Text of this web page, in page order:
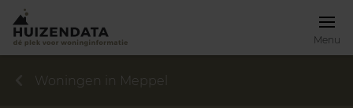
Menu
Woningen in Meppel